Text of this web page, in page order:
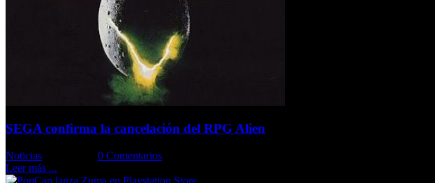
SEGA confirma la cancelación del RPG Alien
Noticias
0 Comentarios
Leer más ...